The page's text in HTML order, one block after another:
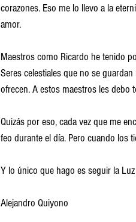
corazones. Eso me lo llevo a la
amor.
Maestros como Ricardo he tenido
Seres celestiales que no se
ofrecen. A estos maestros les debo
Quizás por eso, cada vez que me
feo durante el día. Pero cuando los
Y lo único que hago es seguir la
Alejandro Quiyono